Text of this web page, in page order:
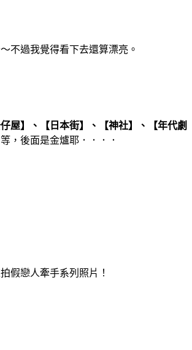
不過我覺得看下去還算漂亮。
仔屋】、【日本街】、【神社】、【年代劇
等，後面是金爐耶．．．．
假戀人牽手系列照片！